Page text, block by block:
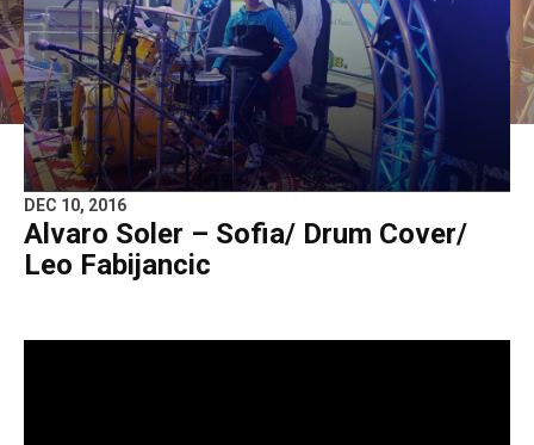
DEC 10, 2016
Alvaro Soler – Sofia/ Drum Cover/
Leo Fabijancic